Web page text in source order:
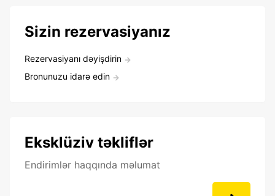
Sizin rezervasiyanız
Rezervasiyanı dəyişdirin
Bronunuzu idarə edin
Eksklüziv təkliflər
Endirimlər haqqında məlumat